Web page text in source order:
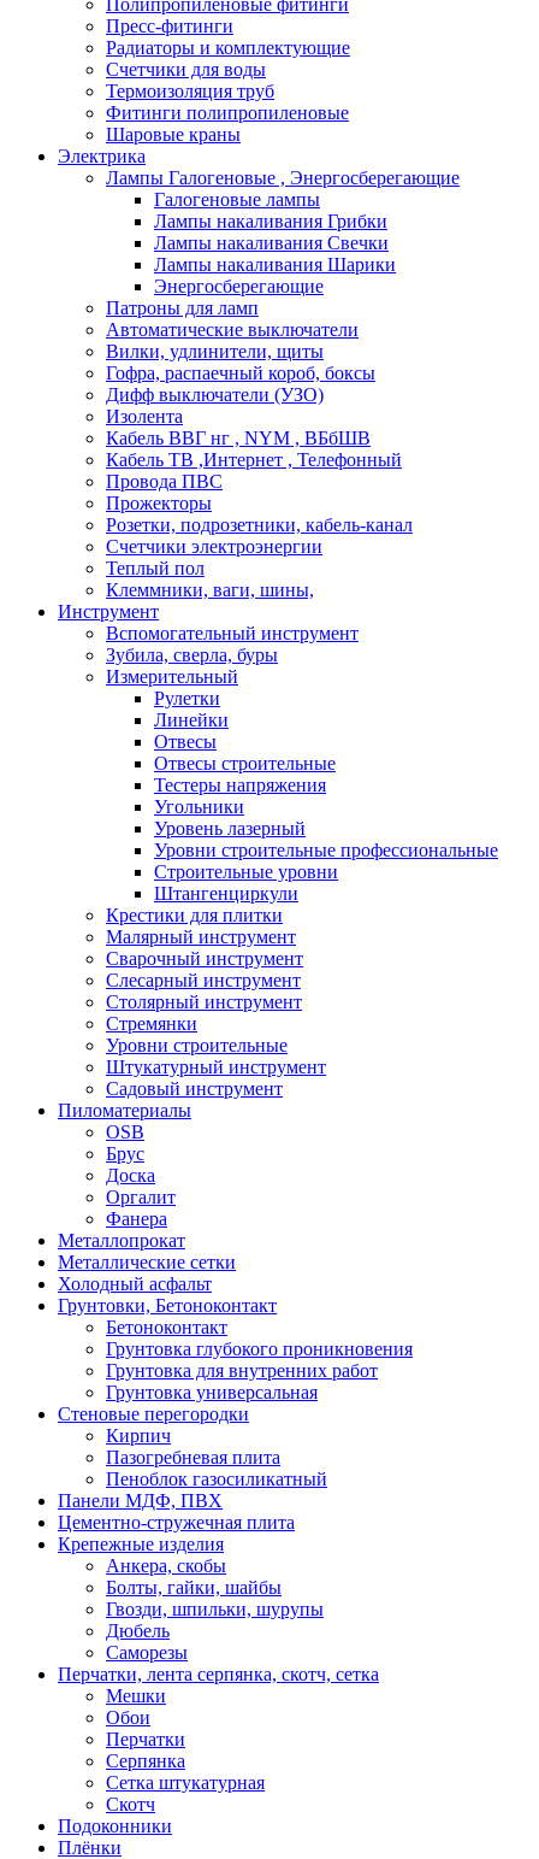
Полипропиленовые фитинги
Пресс-фитинги
Радиаторы и комплектующие
Счетчики для воды
Термоизоляция труб
Фитинги полипропиленовые
Шаровые краны
Электрика
Лампы Галогеновые , Энергосберегающие
Галогеновые лампы
Лампы накаливания Грибки
Лампы накаливания Свечки
Лампы накаливания Шарики
Энергосберегающие
Патроны для ламп
Автоматические выключатели
Вилки, удлинители, щиты
Гофра, распаечный короб, боксы
Дифф выключатели (УЗО)
Изолента
Кабель ВВГ нг , NYM , ВБбШВ
Кабель ТВ ,Интернет , Телефонный
Провода ПВС
Прожекторы
Розетки, подрозетники, кабель-канал
Счетчики электроэнергии
Теплый пол
Клеммники, ваги, шины,
Инструмент
Вспомогательный инструмент
Зубила, сверла, буры
Измерительный
Рулетки
Линейки
Отвесы
Отвесы строительные
Тестеры напряжения
Угольники
Уровень лазерный
Уровни строительные профессиональные
Строительные уровни
Штангенциркули
Крестики для плитки
Малярный инструмент
Сварочный инструмент
Слесарный инструмент
Столярный инструмент
Стремянки
Уровни строительные
Штукатурный инструмент
Садовый инструмент
Пиломатериалы
OSB
Брус
Доска
Оргалит
Фанера
Металлопрокат
Металлические сетки
Холодный асфальт
Грунтовки, Бетоноконтакт
Бетоноконтакт
Грунтовка глубокого проникновения
Грунтовка для внутренних работ
Грунтовка универсальная
Стеновые перегородки
Кирпич
Пазогребневая плита
Пеноблок газосиликатный
Панели МДФ, ПВХ
Цементно-стружечная плита
Крепежные изделия
Анкера, скобы
Болты, гайки, шайбы
Гвозди, шпильки, шурупы
Дюбель
Саморезы
Перчатки, лента серпянка, скотч, сетка
Мешки
Обои
Перчатки
Серпянка
Сетка штукатурная
Скотч
Подоконники
Плёнки